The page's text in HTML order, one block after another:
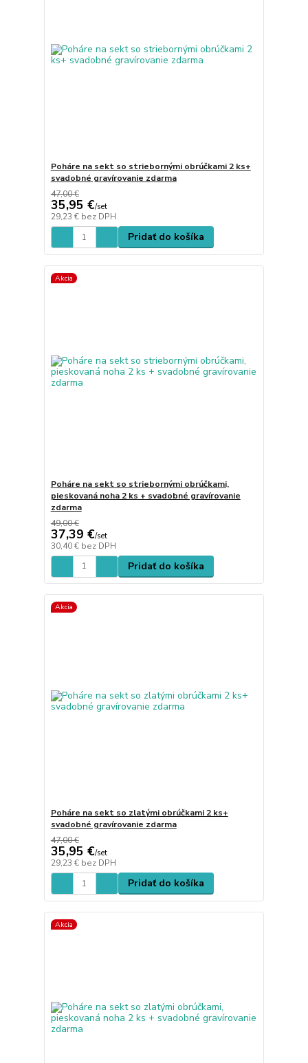
Poháre na sekt so striebornými obrúčkami 2 ks+
svadobné gravírovanie zdarma
47,00 €
35,95 €/set
29,23 € bez DPH
Pridať do košíka
Akcia
Poháre na sekt so striebornými obrúčkami,
pieskovaná noha 2 ks + svadobné gravírovanie
zdarma
49,00 €
37,39 €/set
30,40 € bez DPH
Pridať do košíka
Akcia
Poháre na sekt so zlatými obrúčkami 2 ks+
svadobné gravírovanie zdarma
47,00 €
35,95 €/set
29,23 € bez DPH
Pridať do košíka
Akcia